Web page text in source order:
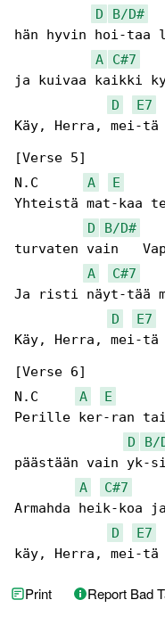
D B/D#
hän hyvin hoi-taa
A
C#7
ja kuivaa kaikki
D
E7
Käy, Herra, mei-tä
[Verse 5]
N.C A E
Yhteistä mat-kaa
D
B/D#
turvaten vain
A
C#7
Ja risti näyt-tää
D
E7
Käy, Herra, mei-tä
[Verse 6]
N.C A E
Perille ker-ran
D
B/
päästään vain yk-
A
C#7
Armahda heik-koa
D
E7
käy, Herra, mei-tä
Print Report Bad